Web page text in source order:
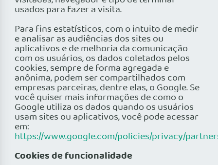
usados para fazer a visita.
Para fins estatísticos, com o intuito de medir
e analisar as audiências dos sites ou
aplicativos e de melhoria da comunicação
com os usuários, os dados coletados pelos
cookies, sempre de forma agregada e
anônima, podem ser compartilhados com
empresas parceiras, dentre elas, o Google. Se
você quiser mais informações de como o
Google utiliza os dados quando os usuários
usam sites ou aplicativos, você pode acessar
em:
https://www.google.com/policies/privacy/
Cookies de funcionalidade